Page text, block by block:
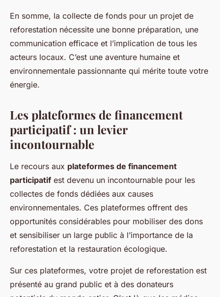
En somme, la collecte de fonds pour un projet de
reforestation nécessite une bonne préparation, une
communication efficace et l’implication de tous les
acteurs locaux. C’est une aventure humaine et
environnementale passionnante qui mérite toute votre
énergie.
Les plateformes de financement
participatif : un levier
incontournable
Le recours aux plateformes de financement
participatif est devenu un incontournable pour les
collectes de fonds dédiées aux causes
environnementales. Ces plateformes offrent des
opportunités considérables pour mobiliser des dons
et sensibiliser un large public à l’importance de la
reforestation et la restauration écologique.
Sur ces plateformes, votre projet de reforestation est
présenté au grand public et à des donateurs